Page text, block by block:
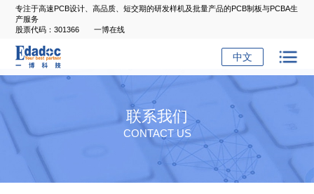
专注于高速PCB设计、高品质、短交期的研发样机及批量产品的PCB制板与PCBA生
产服务
股票代码：301366
一博在线
中文
联系我们
CONTACT US